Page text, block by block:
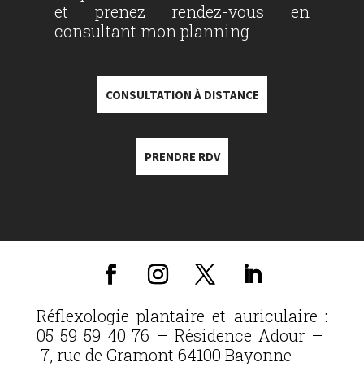
et prenez rendez-vous en
consultant mon planning
CONSULTATION À DISTANCE
PRENDRE RDV
Réflexologie plantaire et auriculaire :
05 59 59 40 76 – Résidence Adour –
7, rue de Gramont 64100 Bayonne